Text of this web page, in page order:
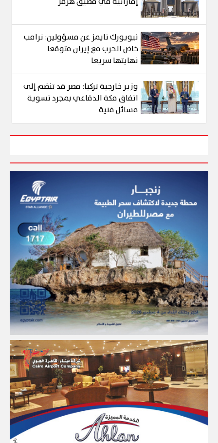
نيويورك تايمز عن مسؤولين: ترامب
خاض الحرب مع إيران متوقعا
نهايتها سريعا
وزير خارجية تركيا: مصر قد تنضم إلى
اتفاق مكة الدفاعي بمجرد تسوية
مسائل فنية